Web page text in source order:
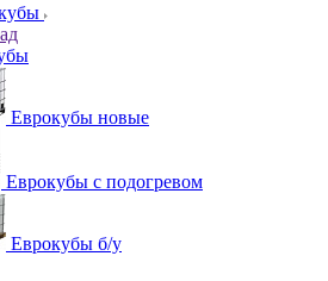
Еврокубы новые
Еврокубы с подогревом
Еврокубы б/у